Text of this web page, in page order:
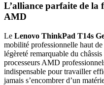
L’alliance parfaite de la
AMD
Le Lenovo ThinkPad T14s
mobilité professionnelle haut
légèreté remarquable du
processeurs AMD
indispensable pour travailler
jamais s’encombrer d’un